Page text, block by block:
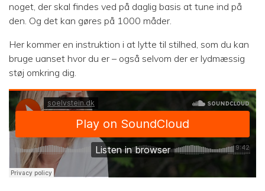
noget, der skal findes ved på daglig basis at tune ind på
den. Og det kan gøres på 1000 måder.
Her kommer en instruktion i at lytte til stilhed, som du kan
bruge uanset hvor du er – også selvom der er lydmæssig
støj omkring dig.